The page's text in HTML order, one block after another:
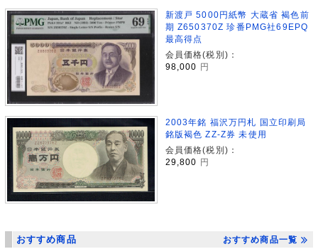
新渡戸 5000円紙幣 大蔵省 褐色前
期 Z650370Z 珍番PMG社69EPQ
最高得点
会員価格(税別)：
98,000
円
2003年銘 福沢万円札 国立印刷局
銘版褐色 ZZ-Z券 未使用
会員価格(税別)：
29,800 円
おすすめ商品 おすすめ商品一覧